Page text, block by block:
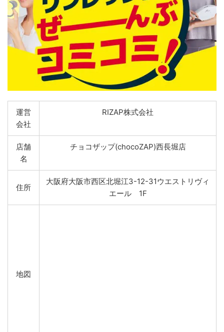
運営
会社
RIZAP株式会社
店舗
名
チョコザップ(chocoZAP)西長堀店
住所
大阪府大阪市西区北堀江3-12-31ウエストリヴィ
エール 1F
地図